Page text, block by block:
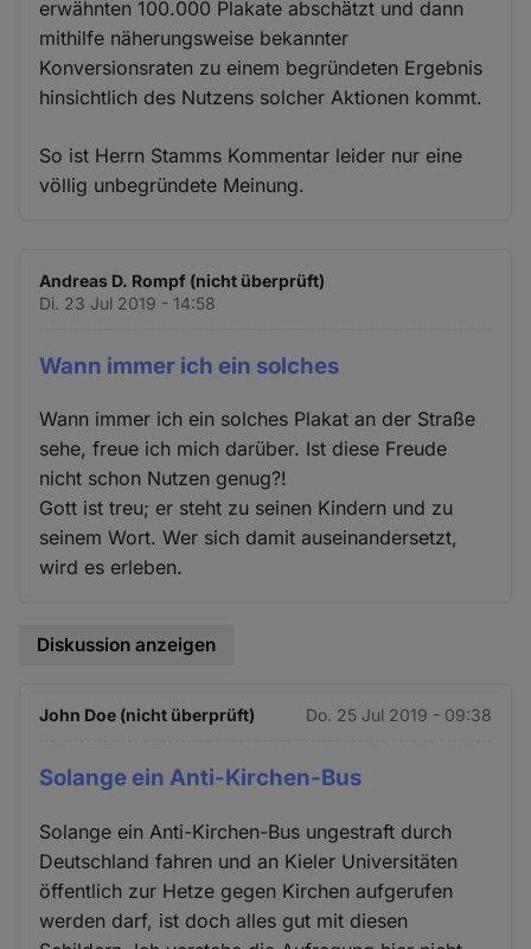
erwähnten 100.000 Plakate abschätzt und dann
mithilfe näherungsweise bekannter
Konversionsraten zu einem begründeten Ergebnis
hinsichtlich des Nutzens solcher Aktionen kommt.
So ist Herrn Stamms Kommentar leider nur eine
völlig unbegründete Meinung.
Andreas D. Rompf (nicht überprüft)
Di. 23 Jul 2019 - 14:58
Wann immer ich ein solches
Wann immer ich ein solches Plakat an der Straße
sehe, freue ich mich darüber. Ist diese Freude
nicht schon Nutzen genug?!
Gott ist treu; er steht zu seinen Kindern und zu
seinem Wort. Wer sich damit auseinandersetzt,
wird es erleben.
Diskussion anzeigen
John Doe (nicht überprüft) Do. 25 Jul 2019 - 09:38
Solange ein Anti-Kirchen-Bus
Solange ein Anti-Kirchen-Bus ungestraft durch
Deutschland fahren und an Kieler Universitäten
öffentlich zur Hetze gegen Kirchen aufgerufen
werden darf, ist doch alles gut mit diesen